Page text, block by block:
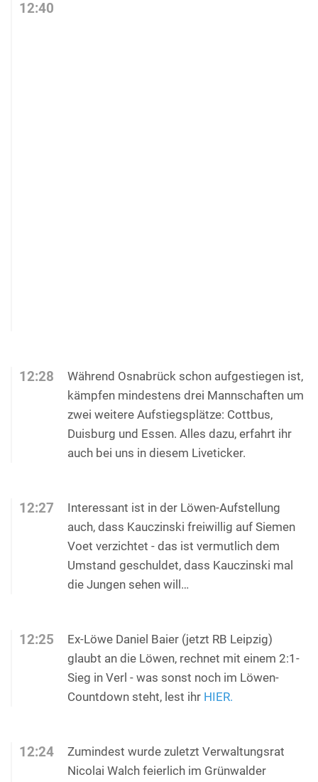
12:40
12:28
Während Osnabrück schon aufgestiegen ist,
kämpfen mindestens drei Mannschaften um
zwei weitere Aufstiegsplätze: Cottbus,
Duisburg und Essen. Alles dazu, erfahrt ihr
auch bei uns in diesem Liveticker.
12:27
Interessant ist in der Löwen-Aufstellung
auch, dass Kauczinski freiwillig auf Siemen
Voet verzichtet - das ist vermutlich dem
Umstand geschuldet, dass Kauczinski mal
die Jungen sehen will…
12:25
Ex-Löwe Daniel Baier (jetzt RB Leipzig)
glaubt an die Löwen, rechnet mit einem 2:1-
Sieg in Verl - was sonst noch im Löwen-
Countdown steht, lest ihr HIER.
12:24
Zumindest wurde zuletzt Verwaltungsrat
Nicolai Walch feierlich im Grünwalder